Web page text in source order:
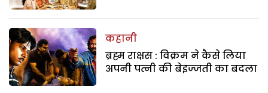
कहानी
ब्रह्म राक्षस : विक्रम ने कैसे लिया
अपनी पत्नी की बेइज्जती का बदला